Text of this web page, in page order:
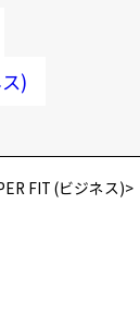
)
FIT (ビジネス)